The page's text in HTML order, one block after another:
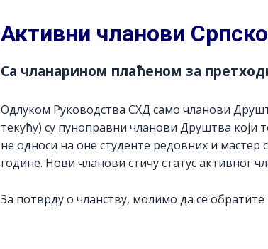
Активни чланови
Са чланарином плаћеном за
Одлуком Руководства СХД само чланови
текућу) су пуноправни чланови Друштва који
не односи на оне студенте редовних и мастер
године. Нови чланови стичу статус активног
За потврду о чланству, молимо да се